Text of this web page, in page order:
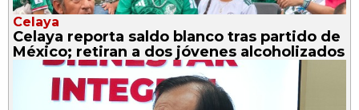
Celaya
Celaya reporta saldo blanco tras partido de
México; retiran a dos jóvenes alcoholizados